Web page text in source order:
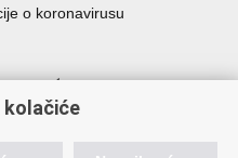
o koronavirusu
sustava
kolačiće